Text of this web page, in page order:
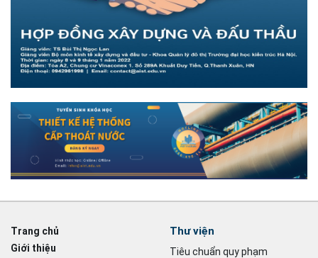
Trang chủ
Giới thiệu
Thư viện
Tiêu chuẩn quy phạm